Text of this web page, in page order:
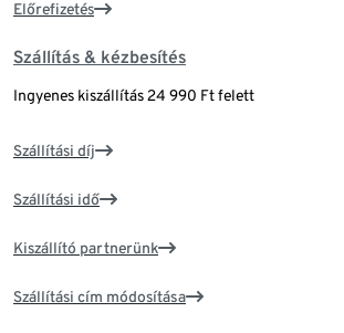
Előrefizetés
Szállítás & kézbesítés
Ingyenes kiszállítás 24 990 Ft felett
Szállítási díj
Szállítási idő
Kiszállító partnerünk
Szállítási cím módosítása